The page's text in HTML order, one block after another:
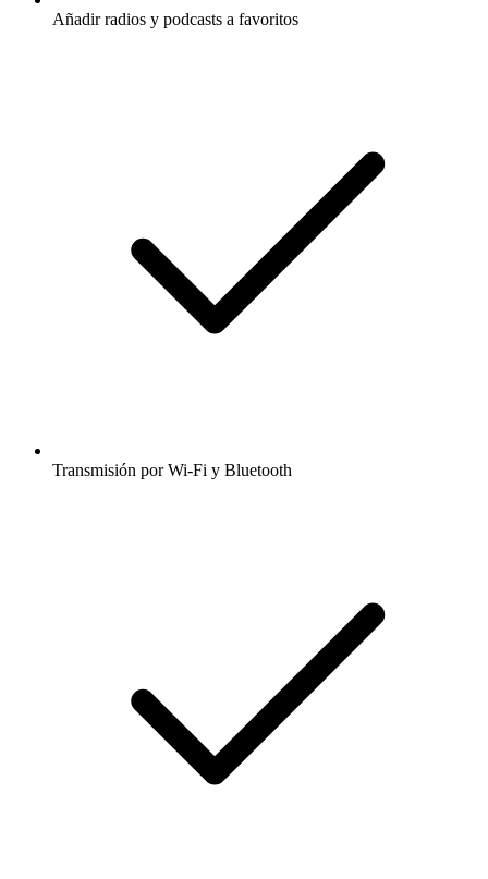
Añadir radios y podcasts a favoritos
Transmisión por Wi-Fi y Bluetooth